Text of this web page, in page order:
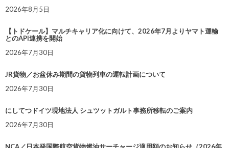
2026年8月5日
【トドケール】マルチキャリア化に向けて、2026年7月よりヤマト運輸
とのAPI連携を開始
2026年7月30日
JR貨物／お盆休み期間の貨物列車の運転計画について
2026年7月30日
にしてつドイツ現地法人 シュツットガルト事務所移転のご案内
2026年7月30日